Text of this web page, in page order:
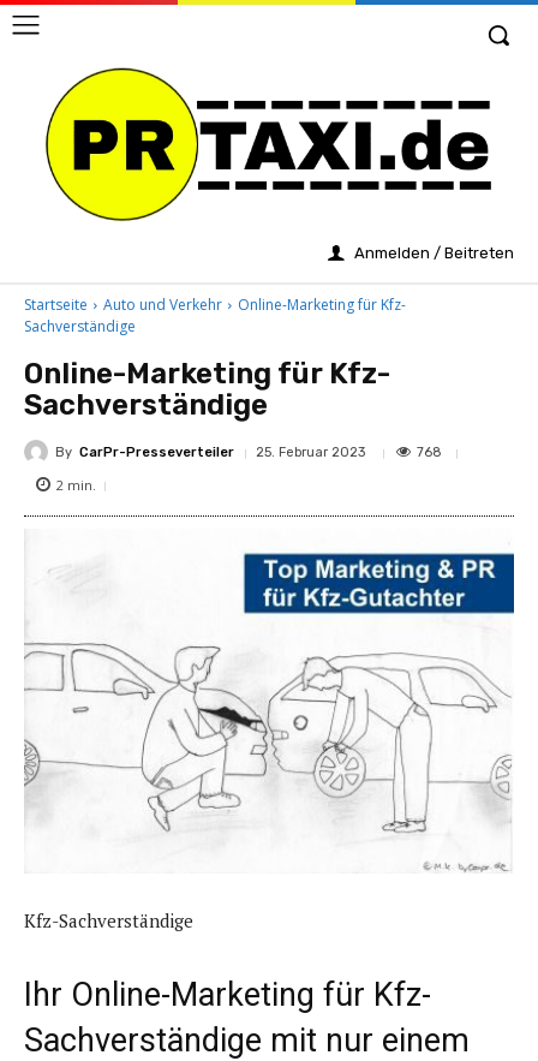
Anmelden / Beitreten
Startseite Auto und Verkehr
Online-Marketing für Kfz-
Sachverständige
Online-Marketing für Kfz-
Sachverständige
By CarPr-Presseverteiler 25. Februar 2023 768
2 min.
Kfz-Sachverständige
Ihr Online-Marketing für Kfz-
Sachverständige mit nur einem